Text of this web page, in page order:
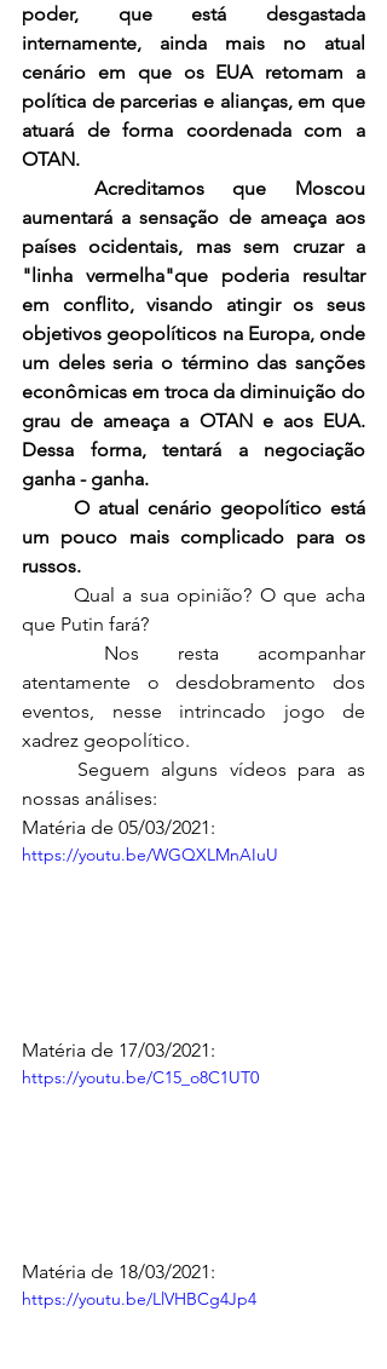
poder, que está desgastada
internamente, ainda mais no atual
cenário em que os EUA retomam a
política de parcerias e alianças, em que
atuará de forma coordenada com a
OTAN.
aumentará a sensação de ameaça aos
países ocidentais, mas sem cruzar a
"linha vermelha"que poderia resultar
em conflito, visando atingir os seus
objetivos geopolíticos na Europa, onde
um deles seria o término das sanções
econômicas em troca da diminuição do
grau de ameaça a OTAN e aos EUA.
Dessa forma, tentará a negociação
ganha - ganha.
O atual cenário geopolítico está
um pouco mais complicado para os
russos.
que Putin fará?
atentamente o desdobramento dos
eventos, nesse intrincado jogo de
xadrez geopolítico.
nossas análises:
Matéria de 05/03/2021:
https://youtu.be/WGQXLMnAIuU
Matéria de 17/03/2021:
https://youtu.be/C15_o8C1UT0
Matéria de 18/03/2021:
https://youtu.be/LlVHBCg4Jp4